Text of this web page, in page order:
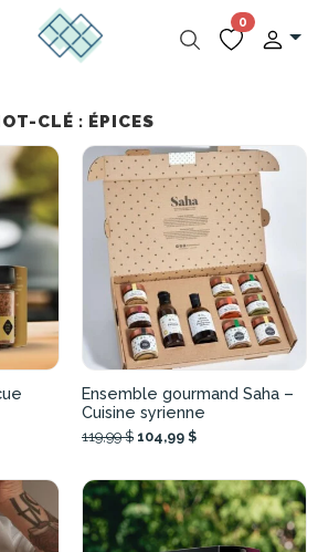
0
CLÉ : ÉPICES
Ensemble gourmand Saha –
Cuisine syrienne
119,99 $ 104,99 $